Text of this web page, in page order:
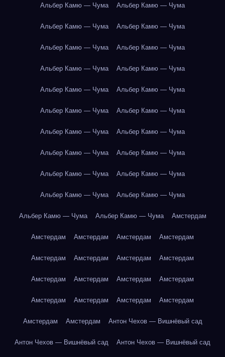
Альбер Камю — Чума Альбер Камю — Чума
Альбер Камю — Чума Альбер Камю — Чума
Альбер Камю — Чума Альбер Камю — Чума
Альбер Камю — Чума Альбер Камю — Чума
Альбер Камю — Чума Альбер Камю — Чума
Альбер Камю — Чума Альбер Камю — Чума
Альбер Камю — Чума Альбер Камю — Чума
Альбер Камю — Чума Альбер Камю — Чума
Альбер Камю — Чума Альбер Камю — Чума
Альбер Камю — Чума Альбер Камю — Чума
Альбер Камю — Чума Альбер Камю — Чума Амстердам
Амстердам Амстердам Амстердам Амстердам
Амстердам Амстердам Амстердам Амстердам
Амстердам Амстердам Амстердам Амстердам
Амстердам Амстердам Амстердам Амстердам
Амстердам Амстердам Антон Чехов — Вишнёвый сад
Антон Чехов — Вишнёвый сад Антон Чехов — Вишнёвый сад